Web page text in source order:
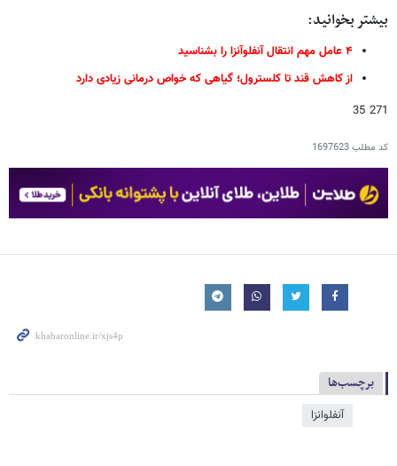
بیشتر بخوانید:
۴ عامل مهم انتقال آنفلوآنزا را بشناسید
از کاهش قند تا کلسترول؛ گیاهی که خواص درمانی زیادی دارد
271 35
کد مطلب1697623
برچسب‌ها
آنفلوانزا